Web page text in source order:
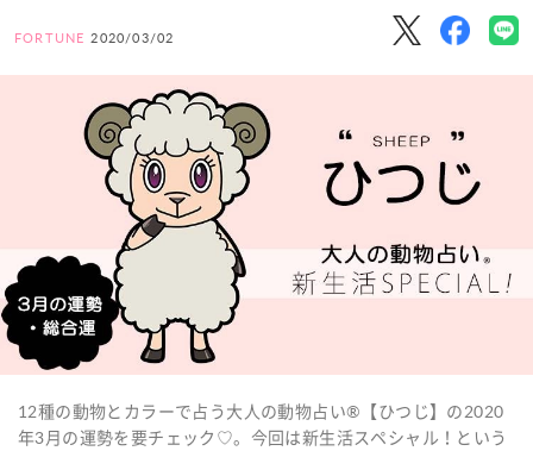
FORTUNE 2020/03/02
12種の動物とカラーで占う大人の動物占い®【ひつじ】の2020
年3月の運勢を要チェック♡。今回は新生活スペシャル！という